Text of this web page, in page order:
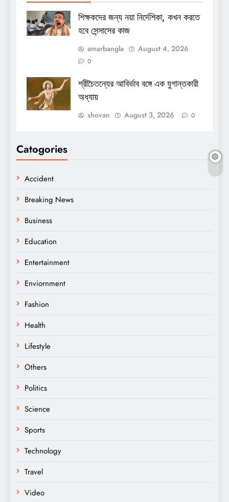
শিক্ষকদের জন্য নয়া নির্দেশিকা, কখন করতে
হবে সেন্সাসের কাজ
amarbangla August 4, 2026
0
শ্রীচৈতন্যের আবির্ভাব বঙ্গে এক যুগান্তকারী
অধ্যায়
shovan August 3, 2026 0
Catogories
Accident
Breaking News
Business
Education
Entertainment
Enviornment
Fashion
Health
Lifestyle
Others
Politics
Science
Sports
Technology
Travel
Video